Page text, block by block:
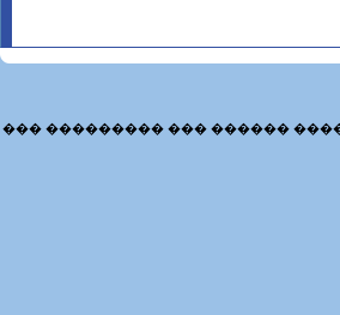
��� ��������� ��� ������